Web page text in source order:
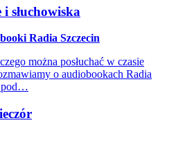
słuchowiska
Radia Szczecin
można posłuchać w czasie
o audiobookach Radia
pod…